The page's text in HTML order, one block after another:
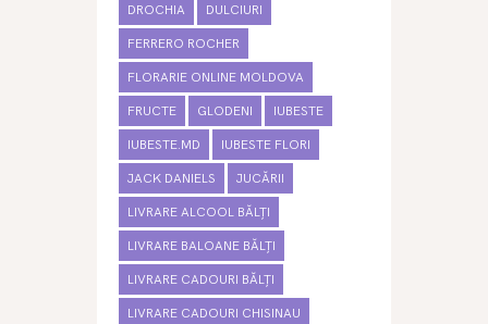
DROCHIA DULCIURI
FERRERO ROCHER
FLORARIE ONLINE MOLDOVA
FRUCTE GLODENI IUBESTE
IUBESTE.MD IUBESTE FLORI
JACK DANIELS JUCĂRII
LIVRARE ALCOOL BĂLȚI
LIVRARE BALOANE BĂLȚI
LIVRARE CADOURI BĂLȚI
LIVRARE CADOURI CHISINAU